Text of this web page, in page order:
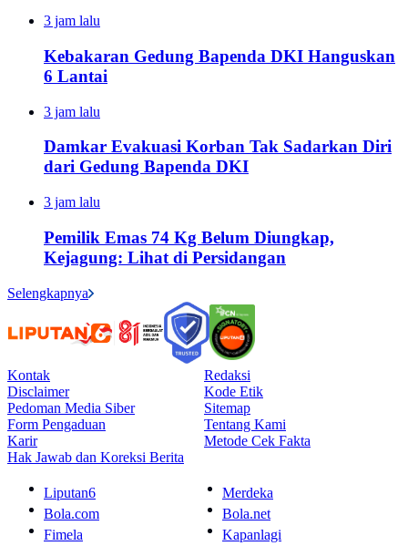
3 jam lalu
Kebakaran Gedung Bapenda DKI Hanguskan
6 Lantai
3 jam lalu
Damkar Evakuasi Korban Tak Sadarkan Diri
dari Gedung Bapenda DKI
3 jam lalu
Pemilik Emas 74 Kg Belum Diungkap,
Kejagung: Lihat di Persidangan
Selengkapnya
Kontak
Redaksi
Disclaimer
Kode Etik
Pedoman Media Siber
Sitemap
Form Pengaduan
Tentang Kami
Karir
Metode Cek Fakta
Hak Jawab dan Koreksi Berita
Liputan6
Merdeka
Bola.com
Bola.net
Fimela
Kapanlagi